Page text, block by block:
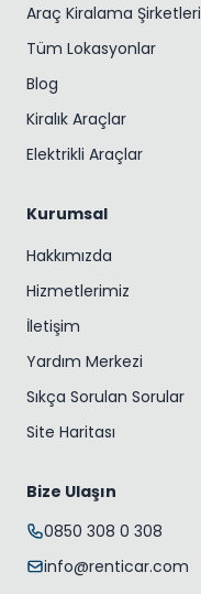
Araç Kiralama Şirketleri
Tüm Lokasyonlar
Blog
Kiralık Araçlar
Elektrikli Araçlar
Kurumsal
Hakkımızda
Hizmetlerimiz
İletişim
Yardım Merkezi
Sıkça Sorulan Sorular
Site Haritası
Bize Ulaşın
0850 308 0 308
info@renticar.com